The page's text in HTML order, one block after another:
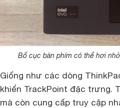
Bố cục bàn phím có thể hơi
Giống như các dòng
khiển TrackPoint đặc trưng.
mà còn cung cấp truy cập